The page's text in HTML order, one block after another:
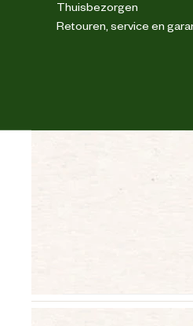
Advies & Onderhoud
Thuisbezorgen
Retouren, service en